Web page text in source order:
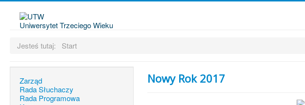
Uniwersytet Trzeciego Wieku
Jesteś tutaj:
Start
Zarząd
Rada Słuchaczy
Rada Programowa
Nowy Rok 2017